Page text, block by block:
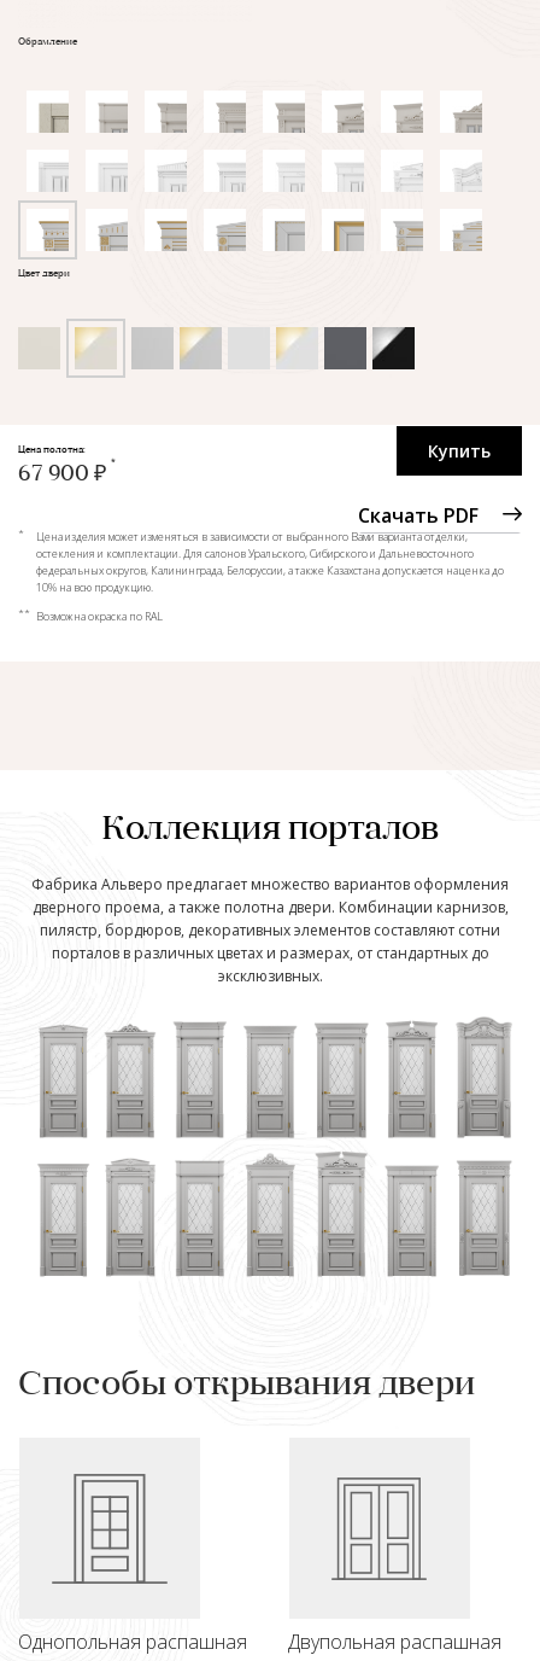
Обрамление
Цвет двери
Купить
Скачать PDF
Цена полотна:
67 900 ₽
*
Цена изделия может изменяться в зависимости от выбранного Вами варианта отделки,
остекления и комплектации. Для салонов Уральского, Сибирского и Дальневосточного
федеральных округов, Калининграда, Белоруссии, а также Казахстана допускается наценка до
10% на всю продукцию.
** Возможна окраска по RAL
Коллекция порталов
Фабрика Альверо предлагает множество вариантов оформления
дверного проема, а также полотна двери. Комбинации карнизов,
пилястр, бордюров, декоративных элементов составляют сотни
порталов в различных цветах и размерах, от стандартных до
эксклюзивных.
Способы открывания двери
Однопольная распашная Двупольная распашная